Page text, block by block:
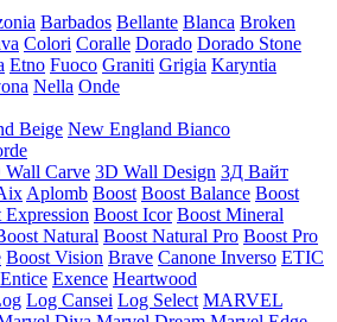
Barbados Bellante Blanca Broken
Colori Coralle Dorado Dorado Stone
Etno Fuoco Graniti Grigia Karyntia
Nella Onde
Beige New England Bianco
Wall Carve 3D Wall Design 3Д Вайт
Aplomb Boost Boost Balance Boost
Expression Boost Icor Boost Mineral
Natural Boost Natural Pro Boost Pro
Boost Vision Brave Canone Inverso ETIC
Entice Exence Heartwood
Log Cansei Log Select MARVEL